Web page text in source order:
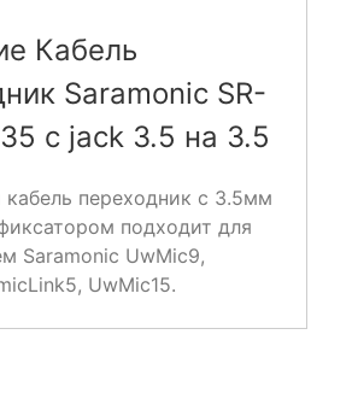
Кабель
Saramonic SR-
с jack 3.5 на 3.5
переходник с 3.5мм
подходит для
Saramonic UwMic9,
UwMic15.